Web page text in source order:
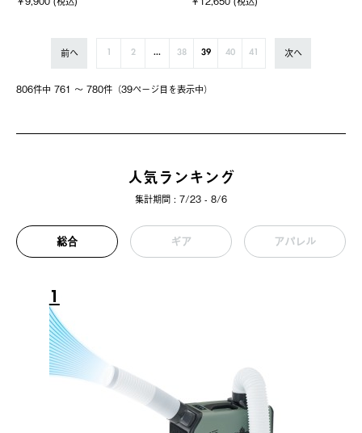
806件中 761 〜 780件（39ページ⽬を表⽰中）
前へ 1 2 ... 38 39 40 41 次へ
人気ランキング
集計期間 : 7/23 - 8/6
総合 ギア アパレル
1